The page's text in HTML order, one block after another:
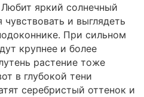
яркий солнечный
и выглядеть
При сильном
крупнее и более
растение тоже
в глубокой тени
серебристый оттенок и